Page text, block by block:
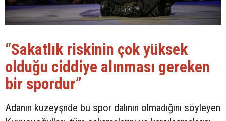
“Sakatlık riskinin çok yüksek
olduğu ciddiye alınması gereken
bir spordur”
Adanın kuzeyşnde bu spor dalının olmadığını söyleyen